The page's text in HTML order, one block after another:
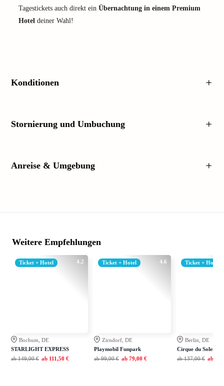
Tagestickets auch direkt ein Übernachtung in einem Premium
Hotel deiner Wahl!
Konditionen
Stornierung und Umbuchung
Anreise & Umgebung
Weitere Empfehlungen
4.2
Ticket + Hotel
Bochum, DE
STARLIGHT EXPRESS
ab 149,00 € ab 111,50 €
4.6
Ticket + Hotel
Zirndorf, DE
Playmobil Funpark
ab 99,00 € ab 79,00 €
Ticket + Hotel
Berlin, DE
Cirque du Soleil
ab 137,00 € ab